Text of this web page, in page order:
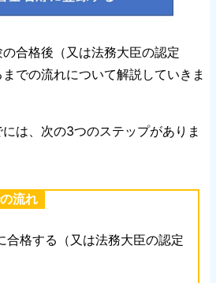
合格後（又は法務大臣の認定
での流れについて解説していきま
は、次の3つのステップがありま
流れ
合格する（又は法務大臣の認定